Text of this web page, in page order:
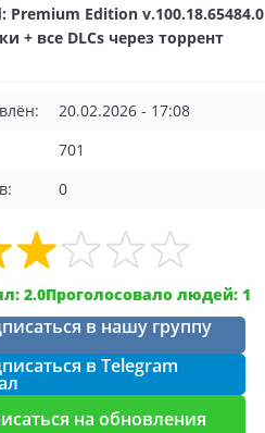
Edition v.100.18.65484.0
+ все DLCs через торрент
20.02.2026 - 17:08
701
0
2.0Проголосовало людей: 1
в нашу группу
в Telegram
на обновления